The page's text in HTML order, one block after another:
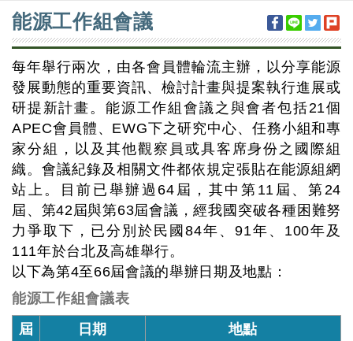
:::
能源工作組會議
每年舉行兩次，由各會員體輪流主辦，以分享能源
發展動態的重要資訊、檢討計畫與提案執行進展或
研提新計畫。能源工作組會議之與會者包括21個
APEC會員體、EWG下之研究中心、任務小組和專
家分組，以及其他觀察員或具客席身份之國際組
織。會議紀錄及相關文件都依規定張貼在能源組網
站上。目前已舉辦過64屆，其中第11屆、第24
屆、第42屆與第63屆會議，經我國突破各種困難努
力爭取下，已分別於民國84年、91年、100年及
111年於台北及高雄舉行。
以下為第4至66屆會議的舉辦日期及地點：
能源工作組會議表
屆
日期 地點